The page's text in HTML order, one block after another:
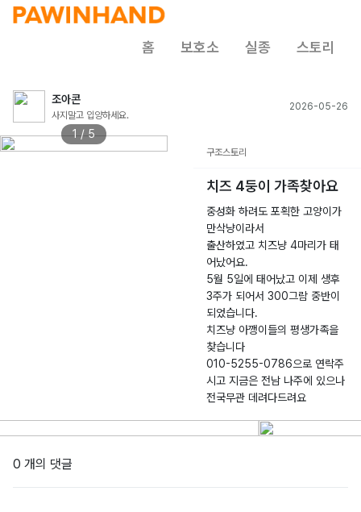
홈 보호소 실종 스토리
조아콘
사지말고 입양하세요.
2026-05-26
1 / 5
구조스토리
치즈 4둥이 가족찾아요
중성화 하려도 포획한 고양이가
만삭냥이라서
출산하였고 치즈냥 4마리가 태
어났어요.
5월 5일에 태어났고 이제 생후
3주가 되어서 300그람 중반이
되었습니다.
치즈냥 아깽이들의 평생가족을
찾습니다
010-5255-0786으로 연락주
시고 지금은 전남 나주에 있으나
전국무관 데려다드려요
0 개의 댓글